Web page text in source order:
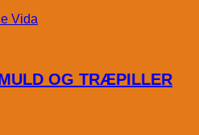
Vida
OG TRÆPILLER